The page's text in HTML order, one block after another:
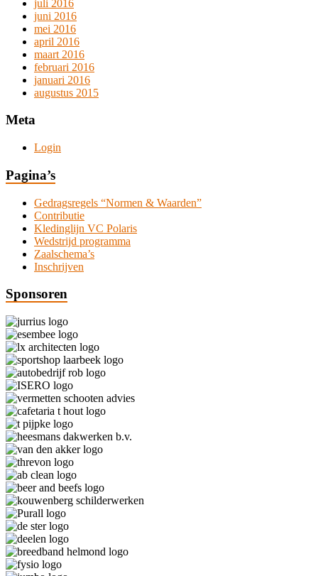
juli 2016
juni 2016
mei 2016
april 2016
maart 2016
februari 2016
januari 2016
augustus 2015
Meta
Login
Pagina’s
Gedragsregels “Normen & Waarden”
Contributie
Kledinglijn VC Polaris
Wedstrijd programma
Zaalschema’s
Inschrijven
Sponsoren